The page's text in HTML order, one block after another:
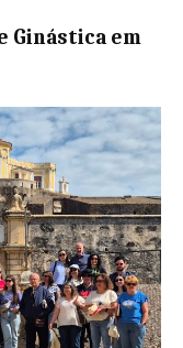
Ginástica em